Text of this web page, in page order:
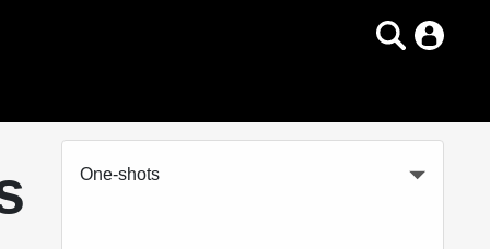
One-shots